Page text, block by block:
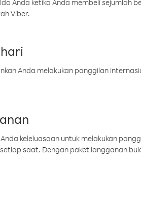
Anda ketika Anda membeli sejumlah
Viber.
Anda melakukan panggilan
keleluasaan untuk melakukan
saat. Dengan paket langganan